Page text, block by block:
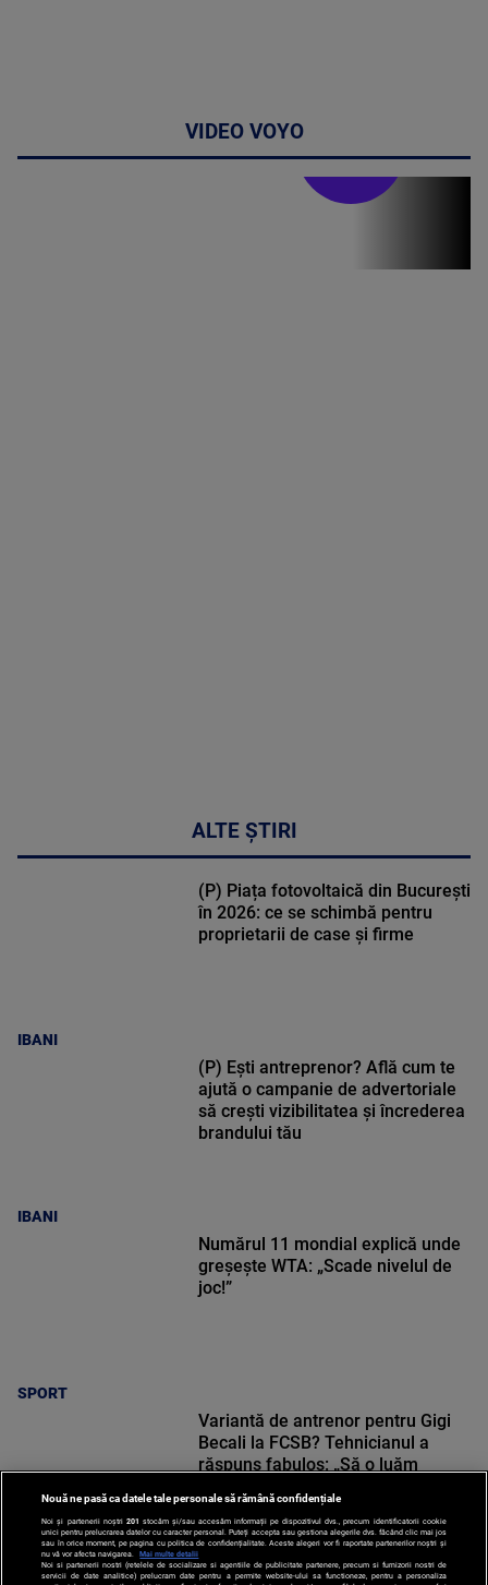
VIDEO VOYO
ALTE ȘTIRI
IBANI
(P) Piața fotovoltaică din București
în 2026: ce se schimbă pentru
proprietarii de case și firme
IBANI
(P) Ești antreprenor? Află cum te
ajută o campanie de advertoriale
să crești vizibilitatea și încrederea
brandului tău
SPORT
Numărul 11 mondial explică unde
greșește WTA: „Scade nivelul de
joc!”
SPORT
Variantă de antrenor pentru Gigi
Becali la FCSB? Tehnicianul a
răspuns fabulos: „Să o luăm
Nouă ne pasă ca datele tale personale să rămână confidențiale
Noi și partenerii noștri 201 stocăm și/sau accesăm informații pe dispozitivul dvs., precum identificatorii cookie
unici pentru prelucrarea datelor cu caracter personal. Puteți accepta sau gestiona alegerile dvs. făcând clic mai jos
sau în orice moment, pe pagina cu politica de confidențialitate. Aceste alegeri vor fi raportate partenerilor noștri și
nu vă vor afecta navigarea.
Mai multe detalii
Noi si partenerii nostri (retelele de socializare si agentiile de publicitate partenere, precum si furnizorii nostri de
servicii de date analitice) prelucram date pentru a permite website-ului sa functioneze, pentru a personaliza